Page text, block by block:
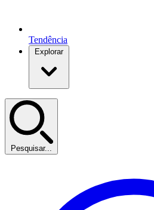
Tendência
Explorar
Pesquisar...